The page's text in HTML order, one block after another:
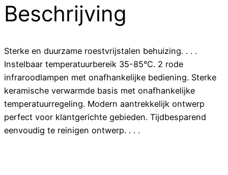
Beschrijving
Sterke en duurzame roestvrijstalen behuizing. . . .
Instelbaar temperatuurbereik 35-85°C. 2 rode
infraroodlampen met onafhankelijke bediening. Sterke
keramische verwarmde basis met onafhankelijke
temperatuurregeling. Modern aantrekkelijk ontwerp
perfect voor klantgerichte gebieden. Tijdbesparend
eenvoudig te reinigen ontwerp. . . .